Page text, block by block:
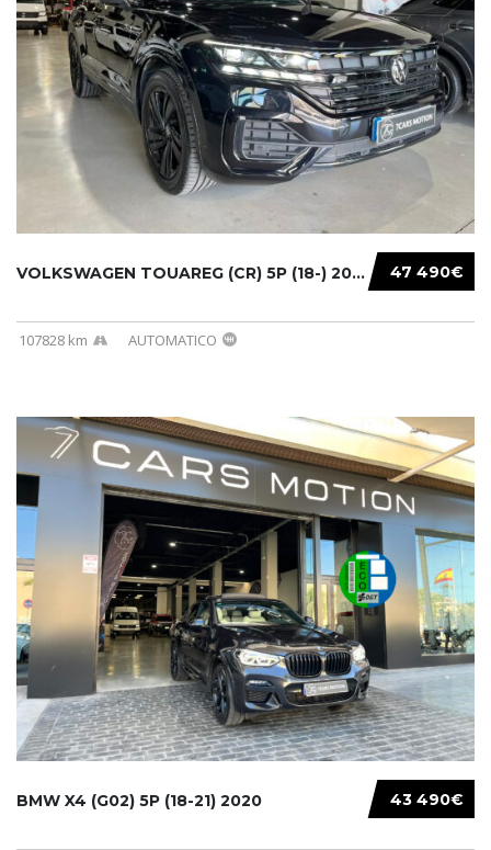
47 490€
VOLKSWAGEN TOUAREG (CR) 5P (18-) 2021...
107828 km AUTOMATICO
43 490€
BMW X4 (G02) 5P (18-21) 2020